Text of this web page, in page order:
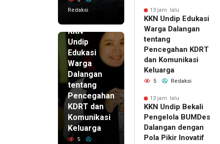
Redaksi
KKN
Undip
Edukasi
Warga
Dalangan
tentang
Pencegahan
KDRT dan
Komunikasi
Keluarga
5
13 jam lalu
KKN Undip Edukasi
Warga Dalangan
tentang
Pencegahan KDRT
dan Komunikasi
Keluarga
5 Redaksi
13 jam lalu
KKN Undip Bekali
Pengelola BUMDes
Dalangan dengan
Pola Pikir Inovatif